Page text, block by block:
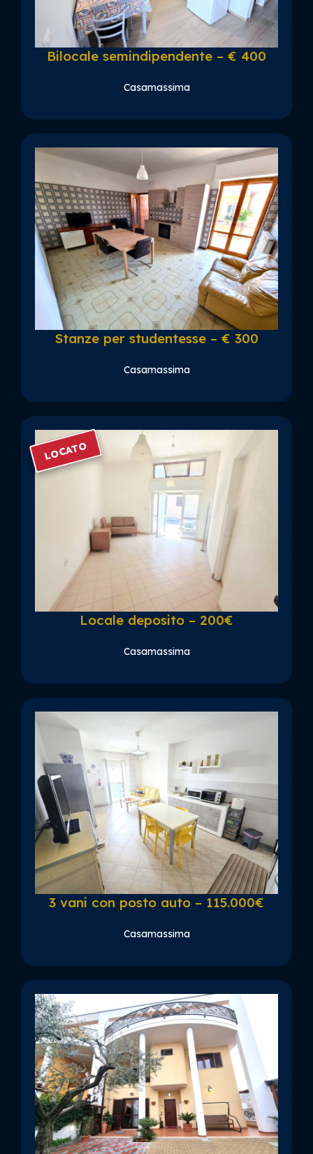
Bilocale semindipendente – € 400
Casamassima
Stanze per studentesse – € 300
Casamassima
LOCATO
Locale deposito – 200€
Casamassima
3 vani con posto auto – 115.000€
Casamassima